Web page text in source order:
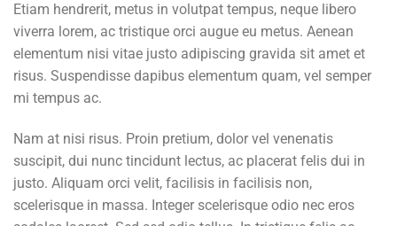
Etiam hendrerit, metus in volutpat tempus, neque libero
viverra lorem, ac tristique orci augue eu metus. Aenean
elementum nisi vitae justo adipiscing gravida sit amet et
risus. Suspendisse dapibus elementum quam, vel semper
mi tempus ac.
Nam at nisi risus. Proin pretium, dolor vel venenatis
suscipit, dui nunc tincidunt lectus, ac placerat felis dui in
justo. Aliquam orci velit, facilisis in facilisis non,
scelerisque in massa. Integer scelerisque odio nec eros